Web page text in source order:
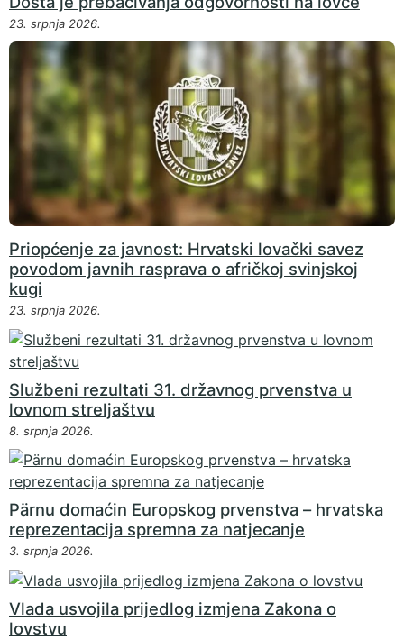
23. srpnja 2026.
Priopćenje za javnost: Hrvatski lovački savez
povodom javnih rasprava o afričkoj svinjskoj
kugi
23. srpnja 2026.
Službeni rezultati 31. državnog prvenstva u
lovnom streljaštvu
8. srpnja 2026.
Pärnu domaćin Europskog prvenstva – hrvatska
reprezentacija spremna za natjecanje
3. srpnja 2026.
Vlada usvojila prijedlog izmjena Zakona o
lovstvu